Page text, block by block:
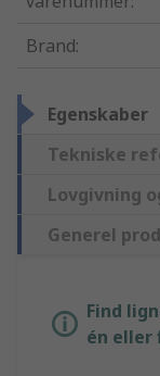
Brand:
Egenskaber
Tekniske
Lovgivning
Generel
Find
én